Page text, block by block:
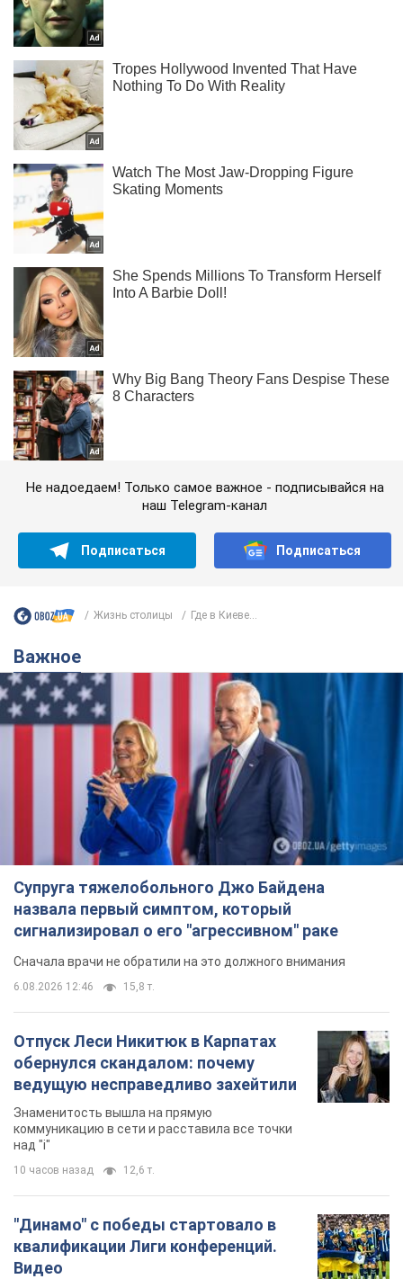
Не надоедаем! Только самое важное - подписывайся на
наш Telegram-канал
Подписаться Подписаться
Жизнь столицы Где в Киеве...
Важное
Супруга тяжелобольного Джо Байдена
назвала первый симптом, который
сигнализировал о его "агрессивном" раке
Сначала врачи не обратили на это должного внимания
6.08.2026 12:46 15,8 т.
Отпуск Леси Никитюк в Карпатах
обернулся скандалом: почему
ведущую несправедливо захейтили
Знаменитость вышла на прямую
коммуникацию в сети и расставила все точки
над "i"
10 часов назад 12,6 т.
"Динамо" с победы стартовало в
квалификации Лиги конференций.
Видео